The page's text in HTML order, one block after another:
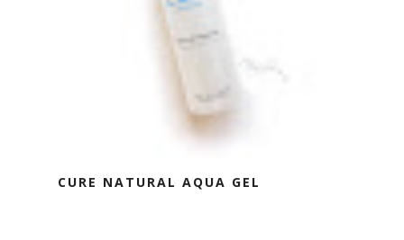
CURE NATURAL AQUA GEL